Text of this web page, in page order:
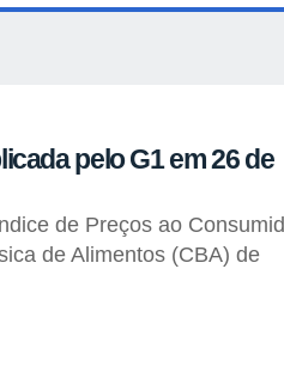
pelo G1 em 26 de
de Preços ao
de Alimentos (CBA) de